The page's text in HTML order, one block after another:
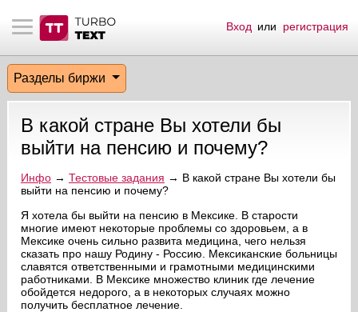
материалы
биржи
пользователи
эфир
на сайте
пользователей
сообщения
по форуму
Вход или регистрация
Разделы биржи
В какой стране Вы хотели бы
выйти на пенсию и почему?
Инфо→ Тестовые задания → В какой стране Вы хотели бы
выйти на пенсию и почему?
Я хотела бы выйти на пенсию в Мексике. В старости
многие имеют некоторые проблемы со здоровьем, а в
Мексике очень сильно развита медицина, чего нельзя
сказать про нашу Родину - Россию. Мексиканские больницы
славятся ответственными и грамотными медицинскими
работниками. В Мексике множество клиник где лечение
обойдется недорого, а в некоторых случаях можно
получить бесплатное лечение.